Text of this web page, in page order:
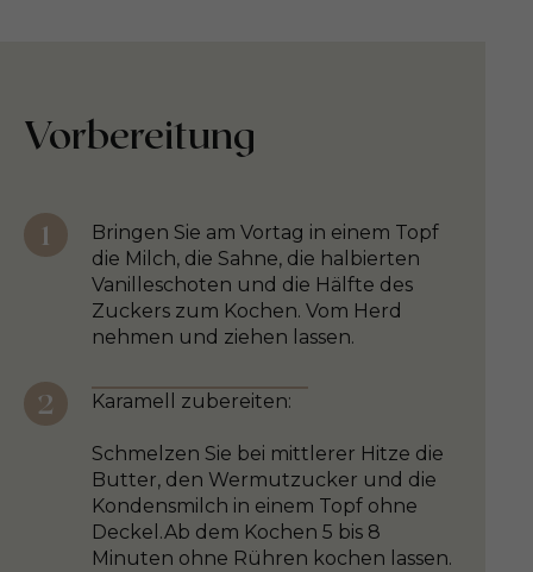
Vorbereitung
Bringen Sie am Vortag in einem Topf
die Milch, die Sahne, die halbierten
Vanilleschoten und die Hälfte des
Zuckers zum Kochen. Vom Herd
nehmen und ziehen lassen.
Karamell zubereiten:
Schmelzen Sie bei mittlerer Hitze die
Butter, den Wermutzucker und die
Kondensmilch in einem Topf ohne
Deckel.Ab dem Kochen 5 bis 8
Minuten ohne Rühren kochen lassen.